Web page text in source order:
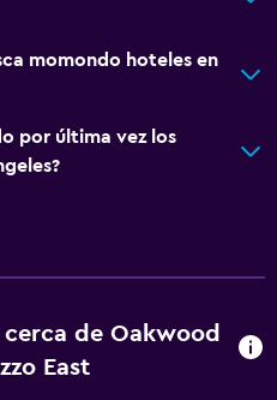
momondo hoteles en
por última vez los
de Oakwood
East